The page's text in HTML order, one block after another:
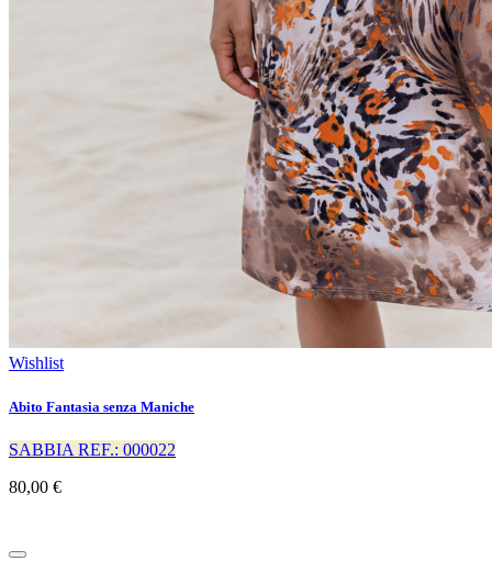
Wishlist
Abito Fantasia senza Maniche
SABBIA REF.: 000022
80,00 €